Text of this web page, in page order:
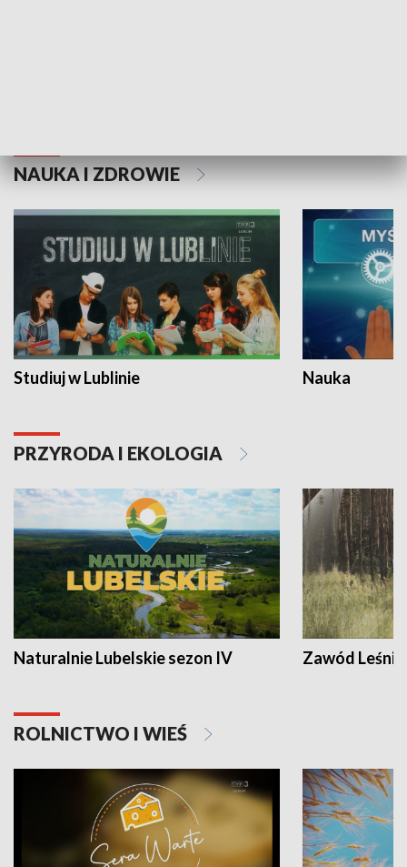
NAUKA I ZDROWIE
Studiuj w Lublinie Nauka
PRZYRODA I EKOLOGIA
Naturalnie Lubelskie sezon IV Zawód Leśnik
ROLNICTWO I WIEŚ